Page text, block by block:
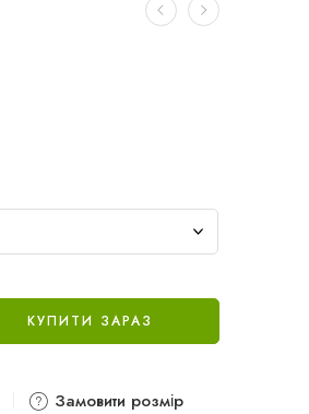
КУПИТИ ЗАРАЗ
Замовити розмір